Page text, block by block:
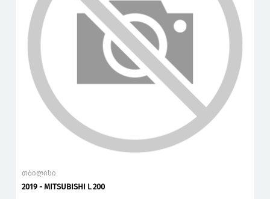
თბილისი
2019 - MITSUBISHI L 200